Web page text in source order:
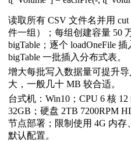
读取所有 CSV 文件名并用
件一组）；每组创建容量 50
bigTable；逐个 loadOneFile
bigTable 一批插入分布式表。
增大每批写入数据量可提升
大，一般几十 MB 较合适。
台式机：Win10；CPU 6 核
32GB；硬盘 2TB 7200RPM
节点部署；限制使用 4G 内存
默认配置。